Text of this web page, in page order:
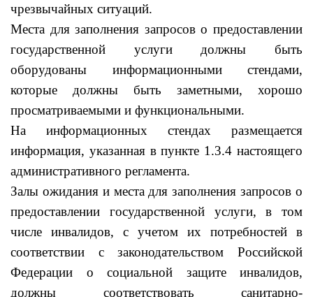
чрезвычайных ситуаций.
Места для заполнения запросов о предоставлении
государственной услуги должны быть
оборудованы информационными стендами,
которые должны быть заметными, хорошо
просматриваемыми и функциональными.
На информационных стендах размещается
информация, указанная в пункте 1.3.4 настоящего
административного регламента.
Залы ожидания и места для заполнения запросов о
предоставлении государственной услуги, в том
числе инвалидов, с учетом их потребностей в
соответствии с законодательством Российской
Федерации о социальной защите инвалидов,
должны соответствовать санитарно-